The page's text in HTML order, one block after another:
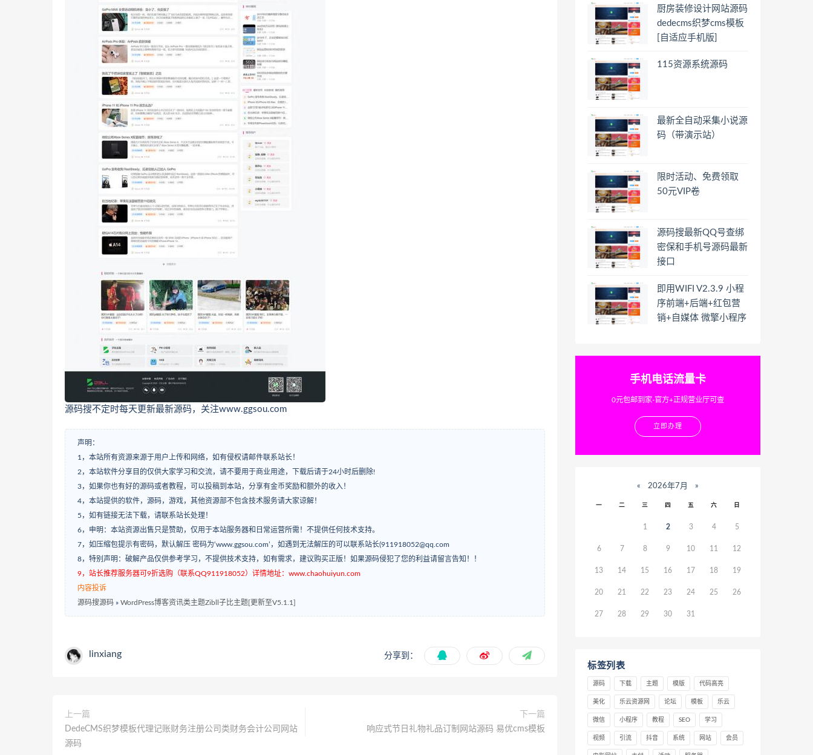
源码搜不定时每天更新最新源码，关注www.ggsou.com
声明：
1，本站所有资源来源于用户上传和网络，如有侵权请邮件联系站长！
2，本站软件分享目的仅供大家学习和交流，请不要用于商业用途，下载后请于24小时后删除!
3，如果你也有好的源码或者教程，可以投稿到本站，分享有金币奖励和额外的收入！
4，本站提供的软件，源码，游戏，其他资源部不包含技术服务请大家谅解！
5，如有链接无法下载，请联系站长处理！
6，申明：本站资源出售只是赞助，仅用于本站服务器和日常运营所需！不提供任何技术支持。
7，如压缩包提示有密码，默认解压 密码为‘www.ggsou.com’，如遇到无法解压的可以联系站长(911918052@qq.com
8，特别声明：破解产品仅供参考学习，不提供技术支持，如有需求，建议购买正版！如果源码侵犯了您的利益请留言告知！！
9，站长推荐服务器可9折选购（联系QQ911918052）详情地址：www.chaohuiyun.com
内容投诉
源码搜源码 » WordPress博客资讯类主题Zibll子比主题[更新至V5.1.1]
linxiang 分享到：
上一篇
DedeCMS织梦模板代理记账财务注册公司类财务会计公司网站
源码
下一篇
响应式节日礼物礼品订制网站源码 易优cms模板
厨房装修设计网站源码
dedecms织梦cms模板
[自适应手机版]
115资源系统源码
最新全自动采集小说源
码（带演示站）
限时活动、免费领取
50元VIP卷
源码搜最新QQ号查绑
密保和手机号源码最新
接口
即用WIFI V2.3.9 小程
序前端+后端+红包营
销+自媒体 微擎小程序
手机电话流量卡
0元包邮到家-官方+正规营业厅可查
立即办理
« 2026年7月 »
一 二 三 四 五 六 日
1 2 3 4 5
6 7 8 9 10 11 12
13 14 15 16 17 18 19
20 21 22 23 24 25 26
27 28 29 30 31
标签列表
源码 下载 主题 模版 代码高亮
美化 乐云资源网 论坛 模板 乐云
微信 小程序 教程 SEO 学习
视频 引流 抖音 系统 网站 会员